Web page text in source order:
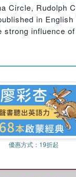
Circle, Rudolph
in
influence
優惠方式： 19折起